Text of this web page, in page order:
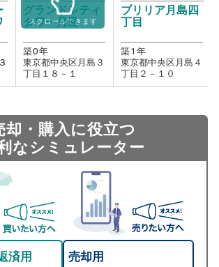
グランドシティ
タワー月島
築0年
東京都中央区月島３
丁目１８－１
ブリリア月島四
丁目
築1 年
東京都中央区月島４
丁目２－１０
スクロールできます
却・購入に役立つ
なシミュレーター
済用 売却用